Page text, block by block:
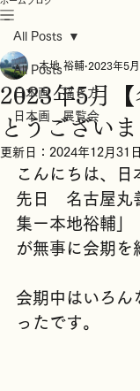
All Posts
日本画 描き方
日本画 展覧会
All Posts
2023年5月
とうございま
本地 裕輔 2023年5
更新日： 2024年12月31
こんにちは、日
先日　名古屋丸
集ー本地裕輔」
会期中はいろん